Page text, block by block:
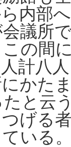
内部
議所
の間
計八
かた
と云
げる
いる